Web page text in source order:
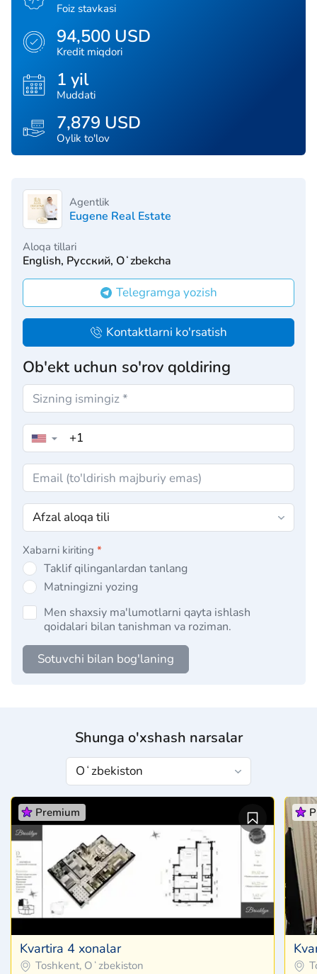
Foiz stavkasi
94,500 USD
Kredit miqdori
1 yil
Muddati
7,879 USD
Oylik to'lov
Agentlik
Eugene Real Estate
Aloqa tillari
English, Русский, Oʻzbekcha
Telegramga yozish
Kontaktlarni ko'rsatish
Ob'ekt uchun so'rov qoldiring
▼
Xabarni kiriting *
Taklif qilinganlardan tanlang
Matningizni yozing
Men shaxsiy ma'lumotlarni qayta ishlash
qoidalari bilan tanishman va roziman.
Sotuvchi bilan bog'laning
Shunga o'xshash narsalar
Premium
Kvartira 4 xonalar
Toshkent, Oʻzbekiston